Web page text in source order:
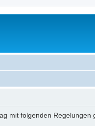
mit folgenden Regelungen